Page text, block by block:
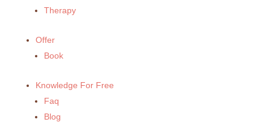
Therapy
Offer
Book
Knowledge For Free
Faq
Blog